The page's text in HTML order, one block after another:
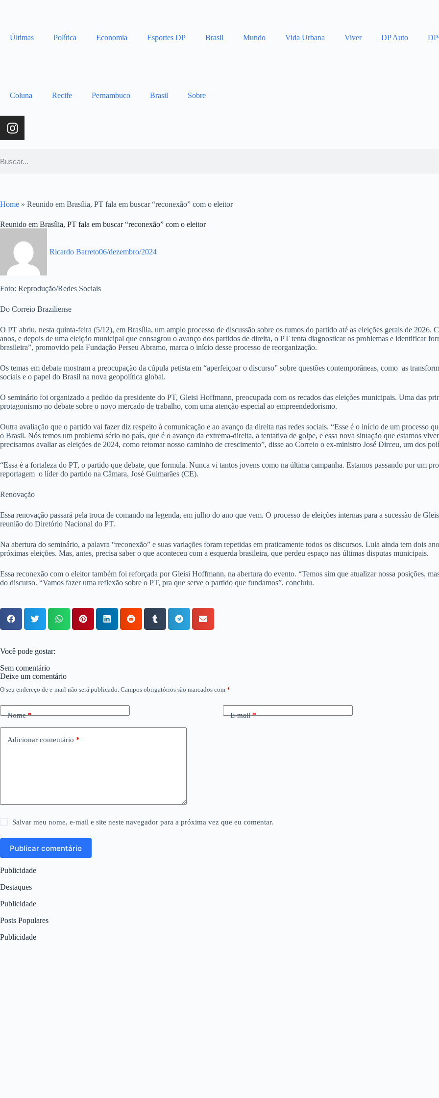
Últimas Política Economia Esportes DP Brasil Mundo Vida Urbana Viver DP Auto
Coluna Recife Pernambuco Brasil Sobre
Home » Reunido em Brasília, PT fala em buscar “reconexão” com o eleitor
Reunido em Brasília, PT fala em buscar “reconexão” com o eleitor
Ricardo Barreto06/dezembro/2024
Foto: Reprodução/Redes Sociais
Do Correio Braziliense
O PT abriu, nesta quinta-feira (5/12), em Brasília, um amplo processo de discussão sobre os rumos do partido até as eleições gerais de
anos, e depois de uma eleição municipal que consagrou o avanço dos partidos de direita, o PT tenta diagnosticar os problemas e identificar
brasileira”, promovido pela Fundação Perseu Abramo, marca o início desse processo de reorganização.
Os temas em debate mostram a preocupação da cúpula petista em “aperfeiçoar o discurso” sobre questões contemporâneas, como as
sociais e o papel do Brasil na nova geopolítica global.
O seminário foi organizado a pedido da presidente do PT, Gleisi Hoffmann, preocupada com os recados das eleições municipais. Uma das
protagonismo no debate sobre o novo mercado de trabalho, com uma atenção especial ao empreendedorismo.
Outra avaliação que o partido vai fazer diz respeito à comunicação e ao avanço da direita nas redes sociais. “Esse é o início de um processo
o Brasil. Nós temos um problema sério no país, que é o avanço da extrema-direita, a tentativa de golpe, e essa nova situação que estamos
precisamos avaliar as eleições de 2024, como retomar nosso caminho de crescimento”, disse ao Correio o ex-ministro José Dirceu, um dos
“Essa é a fortaleza do PT, o partido que debate, que formula. Nunca vi tantos jovens como na última campanha. Estamos passando por um
reportagem o líder do partido na Câmara, José Guimarães (CE).
Renovação
Essa renovação passará pela troca de comando na legenda, em julho do ano que vem. O processo de eleições internas para a sucessão de
reunião do Diretório Nacional do PT.
Na abertura do seminário, a palavra “reconexão” e suas variações foram repetidas em praticamente todos os discursos. Lula ainda tem dois
próximas eleições. Mas, antes, precisa saber o que aconteceu com a esquerda brasileira, que perdeu espaço nas últimas disputas municipais.
Essa reconexão com o eleitor também foi reforçada por Gleisi Hoffmann, na abertura do evento. “Temos sim que atualizar nossa posições,
do discurso. “Vamos fazer uma reflexão sobre o PT, pra que serve o partido que fundamos”, concluiu.
Você pode gostar:
Sem comentário
Deixe um comentário
O seu endereço de e-mail não será publicado. Campos obrigatórios são marcados com *
Nome* E-mail*
Adicionar comentário *
Salvar meu nome, e-mail e site neste navegador para a próxima vez que eu comentar.
Publicar comentário
Publicidade
Destaques
Publicidade
Posts Populares
Publicidade